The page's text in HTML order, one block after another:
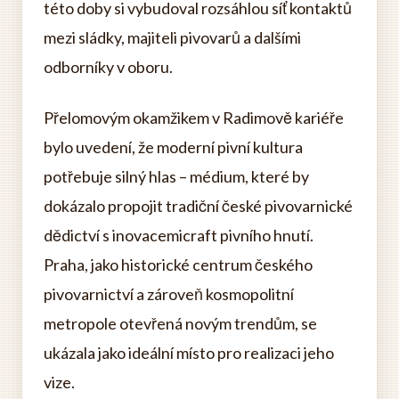
této doby si vybudoval rozsáhlou síť kontaktů
mezi sládky, majiteli pivovarů a dalšími
odborníky v oboru.
Přelomovým okamžikem v Radimově kariéře
bylo uvedení, že moderní pivní kultura
potřebuje silný hlas – médium, které by
dokázalo propojit tradiční české pivovarnické
dědictví s inovacemicraft pivního hnutí.
Praha, jako historické centrum českého
pivovarnictví a zároveň kosmopolitní
metropole otevřená novým trendům, se
ukázala jako ideální místo pro realizaci jeho
vize.